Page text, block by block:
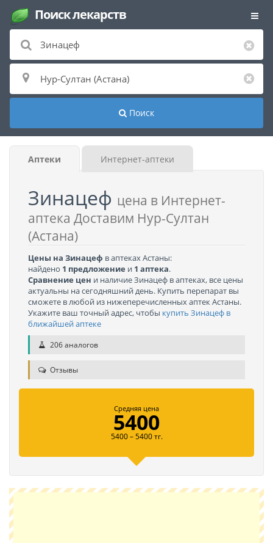
Поиск лекарств
Поиск
Аптеки Интернет-аптеки
Зинацеф цена в Интернет-
аптека Доставим Нур-Султан
(Астана)
Цены на Зинацеф в аптеках Астаны:
найдено 1 предложение и 1 аптека.
Сравнение цен и наличие Зинацеф в аптеках, все цены
актуальны на сегодняшний день. Купить перепарат вы
сможете в любой из нижеперечисленных аптек Астаны.
Укажите ваш точный адрес, чтобы купить Зинацеф в
ближайшей аптеке
206 аналогов
Отзывы
Средняя цена
5400
5400 – 5400 тг.